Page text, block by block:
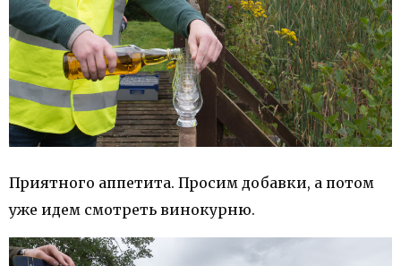
Приятного аппетита. Просим добавки, а потом
уже идем смотреть винокурню.